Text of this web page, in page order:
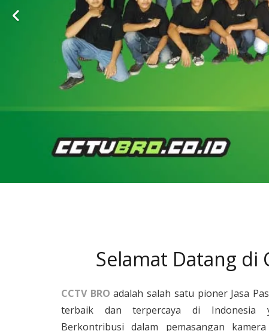
Selamat Datang di
CCTV BRO adalah salah satu pioner Jasa
terbaik dan terpercaya di Indonesia
Berkontribusi dalam pemasangan